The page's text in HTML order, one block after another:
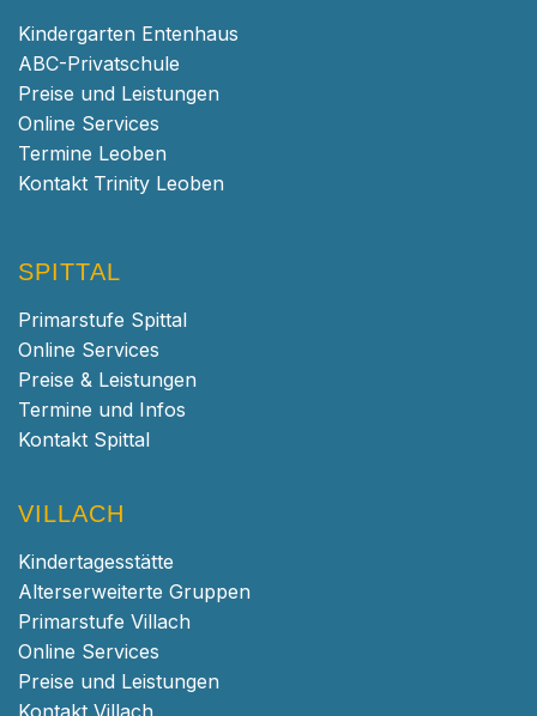
Kindergarten Entenhaus
ABC-Privatschule
Preise und Leistungen
Online Services
Termine Leoben
Kontakt Trinity Leoben
SPITTAL
Primarstufe Spittal
Online Services
Preise & Leistungen
Termine und Infos
Kontakt Spittal
VILLACH
Kindertagesstätte
Alterserweiterte Gruppen
Primarstufe Villach
Online Services
Preise und Leistungen
Kontakt Villach